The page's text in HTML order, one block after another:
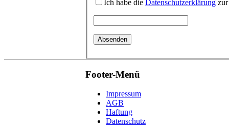
Ich habe die Datenschutzerklärung
Footer-Menü
Impressum
AGB
Haftung
Datenschutz